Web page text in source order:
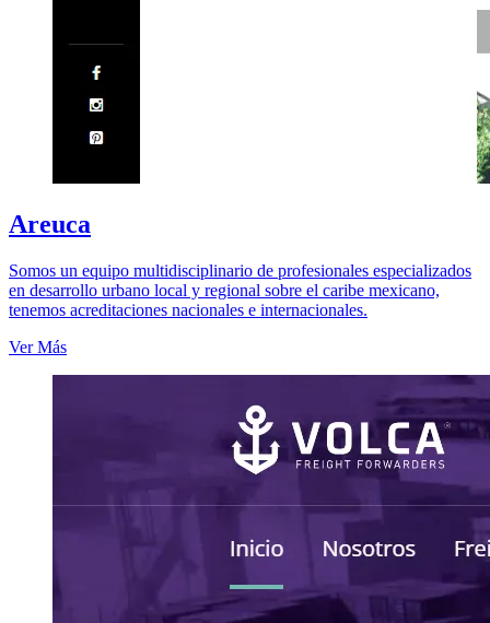
Areuca
Somos un equipo multidisciplinario de profesionales especializados
en desarrollo urbano local y regional sobre el caribe mexicano,
tenemos acreditaciones nacionales e internacionales.
Ver Más